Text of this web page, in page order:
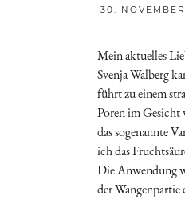
30.
Mein aktuelles
Svenja Walberg
führt zu einem
Poren im Gesicht
das sogenannte
ich das
Die Anwendung
der